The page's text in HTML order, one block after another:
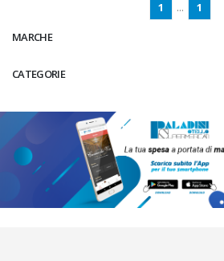
MARCHE
CATEGORIE
1 ... 1